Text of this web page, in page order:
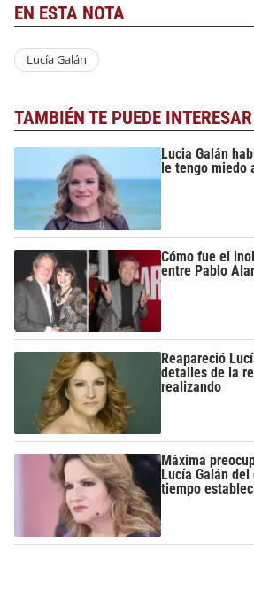
EN ESTA NOTA
Lucía Galán
TAMBIÉN TE PUEDE INTERESAR
Lucia Galán
le tengo miedo
Cómo fue el
entre Pablo
Reapareció
detalles de la
realizando
Máxima
Lucía Galán
tiempo